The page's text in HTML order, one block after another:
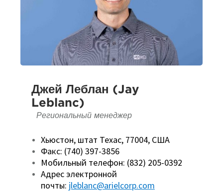
Джей Леблан (Jay
Leblanc)
Региональный менеджер
Хьюстон, штат Техас, 77004, США
Факс: (740) 397-3856
Мобильный телефон: (832) 205-0392
Адрес электронной
почты: jleblanc@arielcorp.com